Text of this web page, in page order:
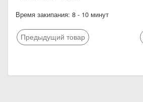
Время закипания: 8 - 10 минут
Предыдущий товар